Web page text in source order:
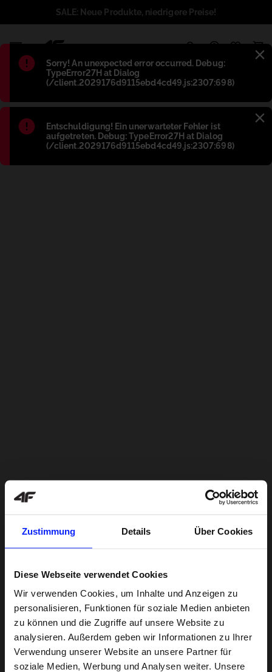
Zustimmung Details Über Cookies
Diese Webseite verwendet Cookies
Wir verwenden Cookies, um Inhalte und Anzeigen zu
personalisieren, Funktionen für soziale Medien anbieten
zu können und die Zugriffe auf unsere Website zu
analysieren. Außerdem geben wir Informationen zu Ihrer
Verwendung unserer Website an unsere Partner für
soziale Medien, Werbung und Analysen weiter. Unsere
Błąd:
Sorry! An unexpected error occurred. Debug:
TypeError27H at Dialog
(/client.2029176d9115ebd4cd49.js:2307:698)
Błąd:
Entschuldigung! Ein unerwarteter Fehler ist
aufgetreten. Debug: TypeError27H at Dialog
(/client.2029176d9115ebd4cd49.js:2307:698)
SALE: Neue Produkte, niedrigere Preise!